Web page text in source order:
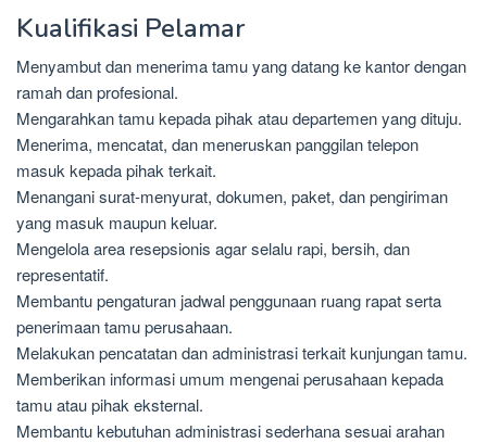
Kualifikasi Pelamar
Menyambut dan menerima tamu yang datang ke kantor dengan
ramah dan profesional.
Mengarahkan tamu kepada pihak atau departemen yang dituju.
Menerima, mencatat, dan meneruskan panggilan telepon
masuk kepada pihak terkait.
Menangani surat-menyurat, dokumen, paket, dan pengiriman
yang masuk maupun keluar.
Mengelola area resepsionis agar selalu rapi, bersih, dan
representatif.
Membantu pengaturan jadwal penggunaan ruang rapat serta
penerimaan tamu perusahaan.
Melakukan pencatatan dan administrasi terkait kunjungan tamu.
Memberikan informasi umum mengenai perusahaan kepada
tamu atau pihak eksternal.
Membantu kebutuhan administrasi sederhana sesuai arahan